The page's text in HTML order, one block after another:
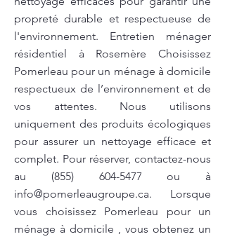
propreté durable et respectueuse de
l'environnement. Entretien ménager
résidentiel à Rosemère Choisissez
Pomerleau pour un ménage à domicile
respectueux de l’environnement et de
vos attentes. Nous utilisons
uniquement des produits écologiques
pour assurer un nettoyage efficace et
complet. Pour réserver, contactez-nous
au (855) 604-5477 ou à
info@pomerleaugroupe.ca. Lorsque
vous choisissez Pomerleau pour un
ménage à domicile , vous obtenez un